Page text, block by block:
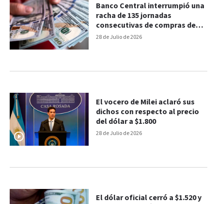
28 de Julio de 2026
Banco Central interrumpió una
racha de 135 jornadas
consecutivas de compras de
dólares
28 de Julio de 2026
El vocero de Milei aclaró sus
dichos con respecto al precio
del dólar a $1.800
El dólar oficial cerró a $1.520 y